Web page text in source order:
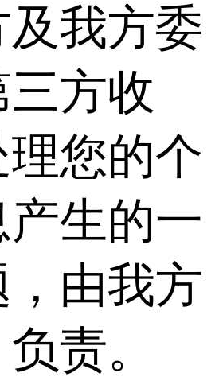
及我方委
方收
您的个
产生的一
由我方
责。